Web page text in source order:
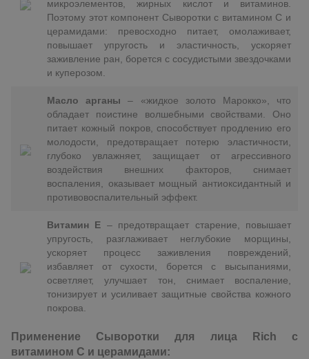
микроэлементов, жирных кислот и витаминов.
Поэтому этот компонент Сыворотки с витамином C и
церамидами: превосходно питает, омолаживает,
повышает упругость и эластичность, ускоряет
заживление ран, борется с сосудистыми звездочками
и куперозом.
Масло арганы – «жидкое золото Марокко», что
обладает поистине волшебными свойствами. Оно
питает кожный покров, способствует продлению его
молодости, предотвращает потерю эластичности,
глубоко увлажняет, защищает от агрессивного
воздействия внешних факторов, снимает
воспаления, оказывает мощный антиоксидантный и
противовоспалительный эффект.
Витамин Е – предотвращает старение, повышает
упругость, разглаживает неглубокие морщины,
ускоряет процесс заживления повреждений,
избавляет от сухости, борется с высыпаниями,
осветляет, улучшает тон, снимает воспаление,
тонизирует и усиливает защитные свойства кожного
покрова.
Применение Сыворотки для лица Rich с
витамином C и церамидами: